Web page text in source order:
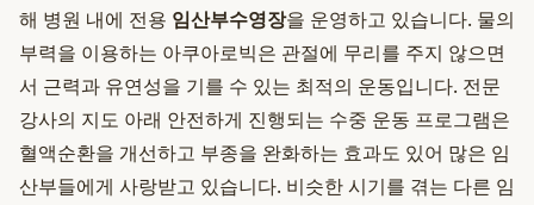
해 병원 내에 전용 임산부수영장을 운영하고 있습니다. 물의
부력을 이용하는 아쿠아로빅은 관절에 무리를 주지 않으면
서 근력과 유연성을 기를 수 있는 최적의 운동입니다. 전문
강사의 지도 아래 안전하게 진행되는 수중 운동 프로그램은
혈액순환을 개선하고 부종을 완화하는 효과도 있어 많은 임
산부들에게 사랑받고 있습니다. 비슷한 시기를 겪는 다른 임